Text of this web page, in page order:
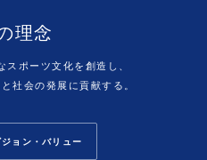
理念
ポーツ文化を創造し、
社会の発展に貢献する。
ョン・バリュー